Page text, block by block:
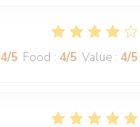
4/5 Food : 4/5 Value : 4/5